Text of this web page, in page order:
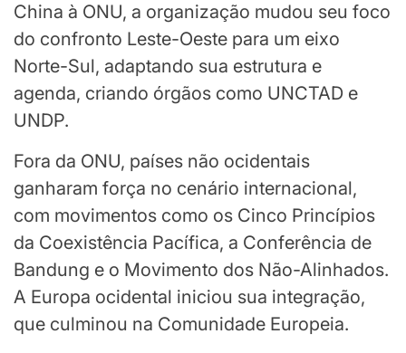
China à ONU, a organização mudou seu foco
do confronto Leste-Oeste para um eixo
Norte-Sul, adaptando sua estrutura e
agenda, criando órgãos como UNCTAD e
UNDP.
Fora da ONU, países não ocidentais
ganharam força no cenário internacional,
com movimentos como os Cinco Princípios
da Coexistência Pacífica, a Conferência de
Bandung e o Movimento dos Não-Alinhados.
A Europa ocidental iniciou sua integração,
que culminou na Comunidade Europeia.